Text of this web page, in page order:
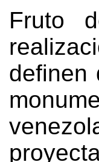
Fruto
definen